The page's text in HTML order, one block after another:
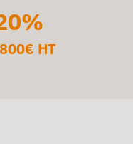
800€ HT